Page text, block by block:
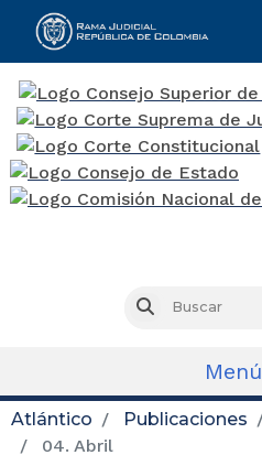
Buscar
Menú
Atlántico Publicaciones
04. Abril